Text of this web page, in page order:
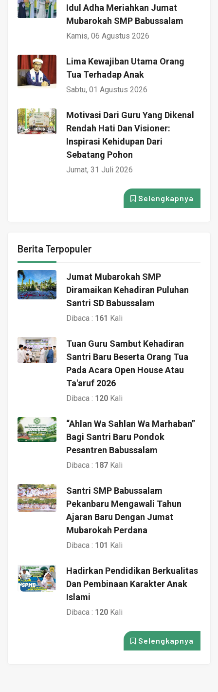
Idul Adha Meriahkan Jumat
Mubarokah SMP Babussalam
Kamis, 06 Agustus 2026
Lima Kewajiban Utama Orang
Tua Terhadap Anak
Sabtu, 01 Agustus 2026
Motivasi Dari Guru Yang Dikenal
Rendah Hati Dan Visioner:
Inspirasi Kehidupan Dari
Sebatang Pohon
Jumat, 31 Juli 2026
Selengkapnya
Berita Terpopuler
Jumat Mubarokah SMP
Diramaikan Kehadiran Puluhan
Santri SD Babussalam
Dibaca : 161 Kali
Tuan Guru Sambut Kehadiran
Santri Baru Beserta Orang Tua
Pada Acara Open House Atau
Ta'aruf 2026
Dibaca : 120 Kali
“Ahlan Wa Sahlan Wa Marhaban”
Bagi Santri Baru Pondok
Pesantren Babussalam
Dibaca : 187 Kali
Santri SMP Babussalam
Pekanbaru Mengawali Tahun
Ajaran Baru Dengan Jumat
Mubarokah Perdana
Dibaca : 101 Kali
Hadirkan Pendidikan Berkualitas
Dan Pembinaan Karakter Anak
Islami
Dibaca : 120 Kali
Selengkapnya